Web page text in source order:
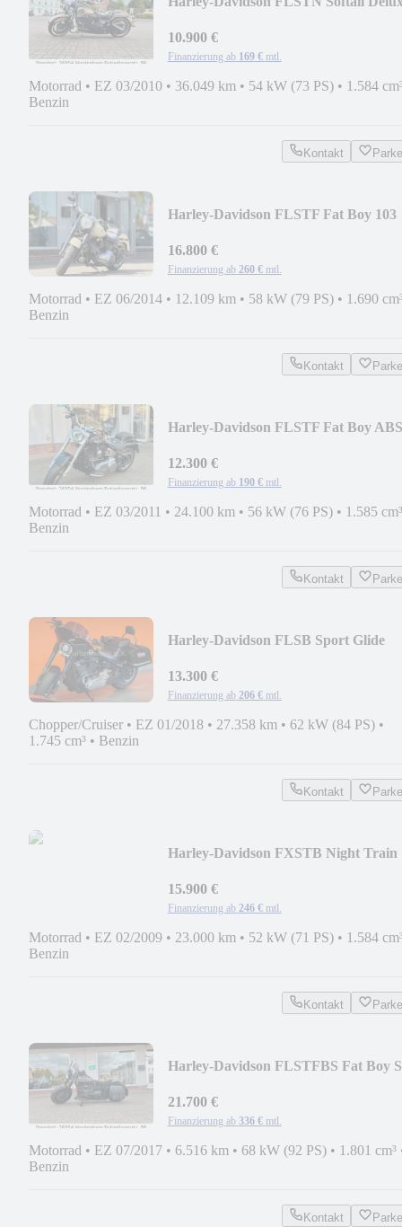
10.900 €
Finanzierung ab 169 € mtl.
Motorrad • EZ 03/2010 • 36.049 km • 54 kW (73 PS) • 1.584
Benzin
Kontakt
Harley-Davidson FLSTF Fat Boy 103
16.800 €
Finanzierung ab 260 € mtl.
Motorrad • EZ 06/2014 • 12.109 km • 58 kW (79 PS) • 1.690
Benzin
Kontakt
Harley-Davidson FLSTF Fat Boy ABS
12.300 €
Finanzierung ab 190 € mtl.
Motorrad • EZ 03/2011 • 24.100 km • 56 kW (76 PS) • 1.585 cm³
Benzin
Kontakt
Harley-Davidson FLSB Sport Glide
13.300 €
Finanzierung ab 206 € mtl.
Chopper/Cruiser • EZ 01/2018 • 27.358 km • 62 kW (84 PS) •
1.745 cm³ • Benzin
Kontakt
Harley-Davidson FXSTB Night Train
15.900 €
Finanzierung ab 246 € mtl.
Motorrad • EZ 02/2009 • 23.000 km • 52 kW (71 PS) • 1.584
Benzin
Kontakt
Harley-Davidson FLSTFBS Fat Boy S
21.700 €
Finanzierung ab 336 € mtl.
Motorrad • EZ 07/2017 • 6.516 km • 68 kW (92 PS) • 1.801 cm³
Benzin
Kontakt